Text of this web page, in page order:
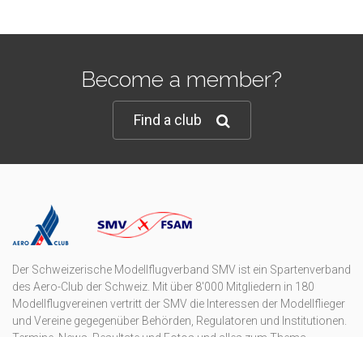
Become a member?
Find a club
Der Schweizerische Modellflugverband SMV ist ein Spartenverband
des Aero-Club der Schweiz. Mit über 8'000 Mitgliedern in 180
Modellflugvereinen vertritt der SMV die Interessen der Modellflieger
und Vereine gegegenüber Behörden, Regulatoren und Institutionen.